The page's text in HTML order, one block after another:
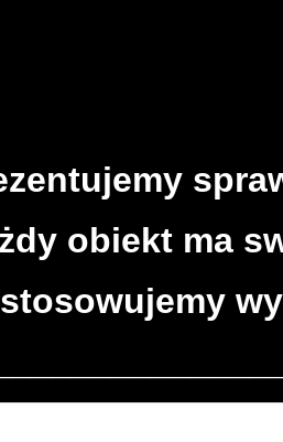
obiekt ma